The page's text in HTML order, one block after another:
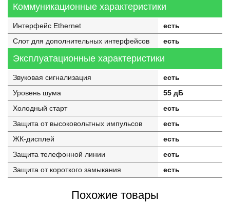
Коммуникационные характеристики
Интерфейс Ethernet
есть
Слот для дополнительных интерфейсов
есть
Эксплуатационные характеристики
Звуковая сигнализация
есть
Уровень шума
55 дБ
Холодный старт
есть
Защита от высоковольтных импульсов
есть
ЖК-дисплей
есть
Защита телефонной линии
есть
Защита от короткого замыкания
есть
Похожие товары